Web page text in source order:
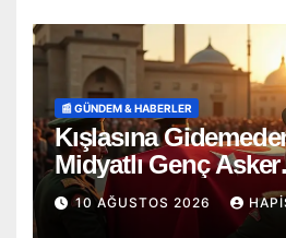
📰 GÜNDEM & HABERLER
Kışlasına
Midyatlı Genç Asker
Gözyaşlarıyla
10 AĞUSTOS 2026